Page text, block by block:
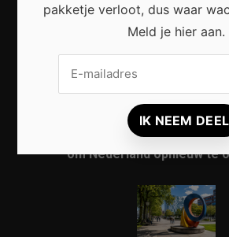
Waarom een thuisbatterij
wordt voor Nederlandse
Waarom micro-avonturen de
om Nederland opnieuw te
pakketje verloot, dus waar
Meld je hier aan.